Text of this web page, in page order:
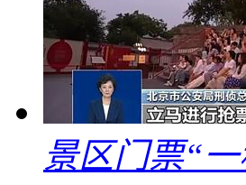
景区门票“